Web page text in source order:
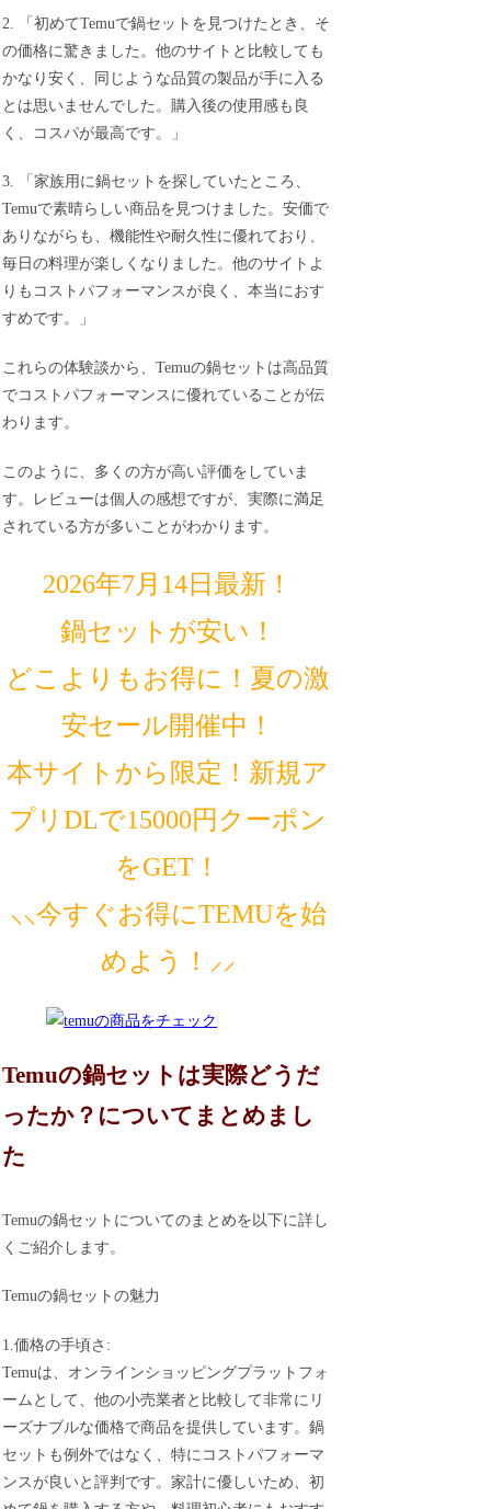
2. 「初めてTemuで鍋セットを見つけたとき、そ
の価格に驚きました。他のサイトと比較しても
かなり安く、同じような品質の製品が手に入る
とは思いませんでした。購入後の使用感も良
く、コスパが最高です。」
3. 「家族用に鍋セットを探していたところ、
Temuで素晴らしい商品を見つけました。安価で
ありながらも、機能性や耐久性に優れており、
毎日の料理が楽しくなりました。他のサイトよ
りもコストパフォーマンスが良く、本当におす
すめです。」
これらの体験談から、Temuの鍋セットは高品質
でコストパフォーマンスに優れていることが伝
わります。
このように、多くの方が高い評価をしていま
す。レビューは個人の感想ですが、実際に満足
されている方が多いことがわかります。
2026年7月14日最新！
鍋セットが安い！
どこよりもお得に！夏の激
安セール開催中！
本サイトから限定！新規ア
プリDLで15000円クーポン
をGET！
⸜⸜今すぐお得にTEMUを始
めよう！⸝⸝
Temuの鍋セットは実際どうだ
ったか？についてまとめまし
た
Temuの鍋セットについてのまとめを以下に詳し
くご紹介します。
Temuの鍋セットの魅力
1.価格の手頃さ:
Temuは、オンラインショッピングプラットフォ
ームとして、他の小売業者と比較して非常にリ
ーズナブルな価格で商品を提供しています。鍋
セットも例外ではなく、特にコストパフォーマ
ンスが良いと評判です。家計に優しいため、初